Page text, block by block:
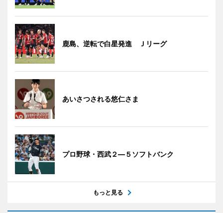
鹿島、逆転で白星発進 Ｊリーグ
あいさつされる悠仁さま
プロ野球・西武２―５ソフトバンク
もっと見る